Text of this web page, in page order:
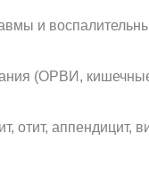
и
(ОРВИ,
аппендицит,